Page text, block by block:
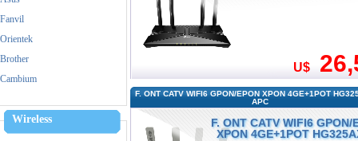
Fanvil
Orientek
Brother
Cambium
DellWireless
U$
F. ONT CATV WIFI6 GPON/EPON XPON 4GE+1POT
APC
F. ONT CATV WIFI6 GPON/
XPON 4GE+1POT